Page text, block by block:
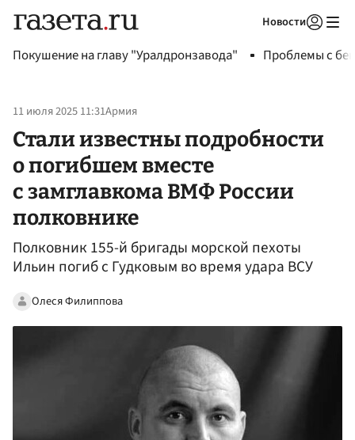
Новости
Покушение на главу "Уралдронзавода" Проблемы с
11 июля 2025 11:31Армия
Стали известны подробности
о погибшем вместе
с замглавкома ВМФ России
полковнике
Полковник 155-й бригады морской пехоты
Ильин погиб с Гудковым во время удара ВСУ
Олеся Филиппова